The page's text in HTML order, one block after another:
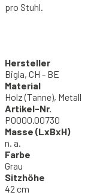
pro Stuhl.
Hersteller
Bigla, CH - BE
Material
Holz (Tanne), Metall
Artikel-Nr.
P0000.00730
Masse (LxBxH)
n. a.
Farbe
Grau
Sitzhöhe
42 cm